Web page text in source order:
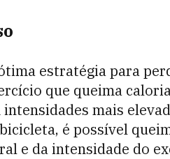
estratégia para
que queima
mais
é possível
e da intensidade do